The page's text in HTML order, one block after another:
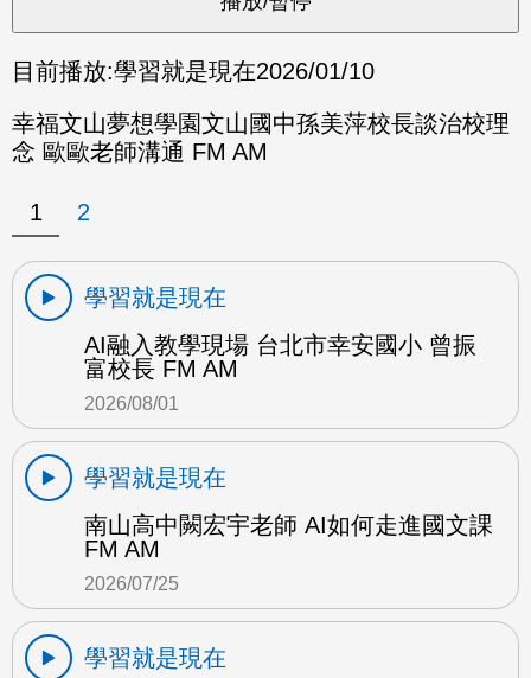
目前播放:學習就是現在2026/01/10
幸福文山夢想學園文山國中孫美萍校長談治校理
念 歐歐老師溝通 FM AM
1 2
學習就是現在
AI融入教學現場 台北市幸安國小 曾振
富校長 FM AM
2026/08/01
學習就是現在
南山高中闕宏宇老師 AI如何走進國文課
FM AM
2026/07/25
學習就是現在